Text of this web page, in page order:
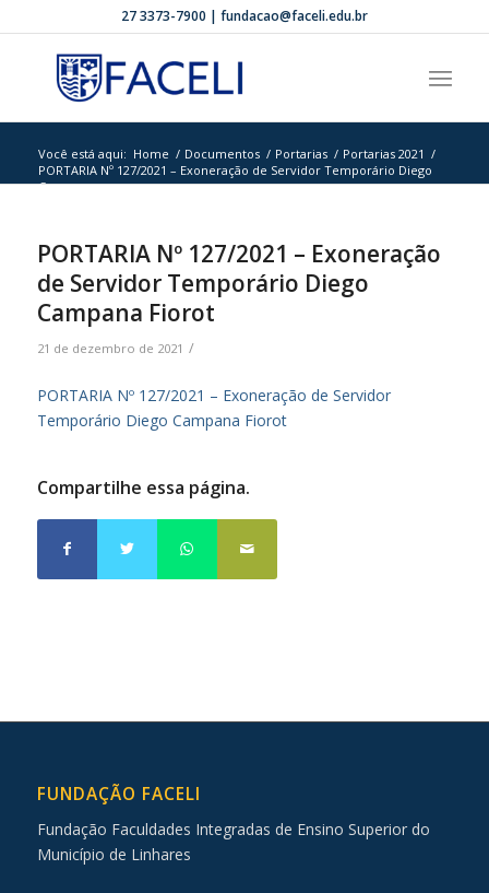
27 3373-7900 | fundacao@faceli.edu.br
Você está aqui: Home / Documentos / Portarias / Portarias 2021 /
PORTARIA Nº 127/2021 – Exoneração de Servidor Temporário Diego
Cam...
PORTARIA Nº 127/2021 – Exoneração
de Servidor Temporário Diego
Campana Fiorot
21 de dezembro de 2021 /
PORTARIA Nº 127/2021 – Exoneração de Servidor
Temporário Diego Campana Fiorot
Compartilhe essa página.
FUNDAÇÃO FACELI
Fundação Faculdades Integradas de Ensino Superior do
Município de Linhares